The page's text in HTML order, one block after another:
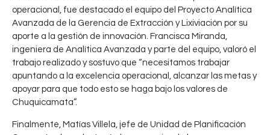
operacional, fue destacado el equipo del Proyecto Analítica
Avanzada de la Gerencia de Extracción y Lixiviación por su
aporte a la gestión de innovación. Francisca Miranda,
ingeniera de Analítica Avanzada y parte del equipo, valoró el
trabajo realizado y sostuvo que “necesitamos trabajar
apuntando a la excelencia operacional, alcanzar las metas y
apoyar para que todo esto se haga bajo los valores de
Chuquicamata”.
Finalmente, Matías Villela, jefe de Unidad de Planificación
0
R
4
CHUQUICAMATA
,CODELCO
T
a
l
l
e